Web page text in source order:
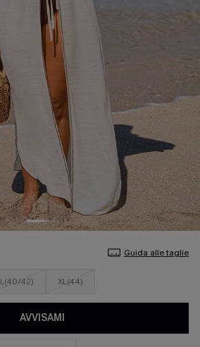
Guida alle taglie
L(40/42) XL(44)
AVVISAMI